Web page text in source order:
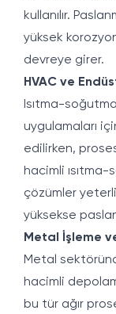
kullanılır.
yüksek
devreye girer.
HVAC ve
Isıtma-
uygulamaları
edilirken,
hacimli
çözümler
yüksekse
Metal İşleme
Metal
hacimli
bu tür ağır